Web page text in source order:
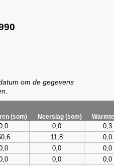
om de gegevens
(som) Neerslag (som)
0,0 0,3
11,8 0,0
0,0 0,0
0,0 0,0